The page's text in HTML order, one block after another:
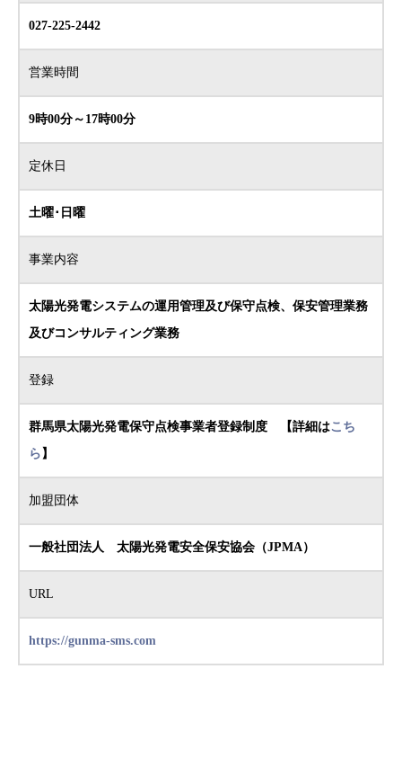
027-225-2442
営業時間
9時00分～17時00分
定休日
土曜･日曜
事業内容
太陽光発電システムの運用管理及び保守点検、保安管理業務
及びコンサルティング業務
登録
群馬県太陽光発電保守点検事業者登録制度 【詳細はこち
ら 】
加盟団体
一般社団法人 太陽光発電安全保安協会（JPMA）
URL
https://gunma-sms.com